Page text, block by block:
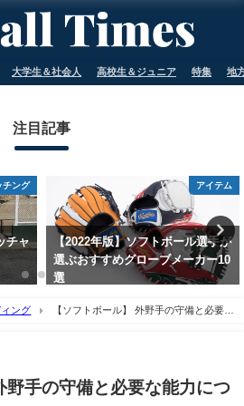
大学生＆社会人 高校生＆ジュニア 特集 地
注目記事
アイテム
フトボール選手が
ローブメーカー10
ソフトボールのバッ
たらない人必見！3つ
ング
【ソフトボール】 外野手の守備と必要な
野手の守備と必要な能力につ